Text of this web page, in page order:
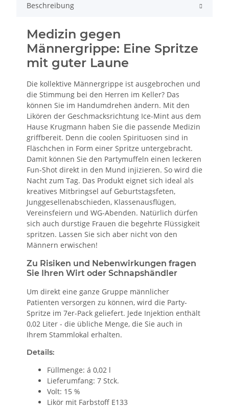
Beschreibung
Medizin gegen
Männergrippe: Eine Spritze
mit guter Laune
Die kollektive Männergrippe ist ausgebrochen und
die Stimmung bei den Herren im Keller? Das
können Sie im Handumdrehen ändern. Mit den
Likören der Geschmacksrichtung Ice-Mint aus dem
Hause Krugmann haben Sie die passende Medizin
griffbereit. Denn die coolen Spirituosen sind in
Fläschchen in Form einer Spritze untergebracht.
Damit können Sie den Partymuffeln einen leckeren
Fun-Shot direkt in den Mund injizieren. So wird die
Nacht zum Tag. Das Produkt eignet sich ideal als
kreatives Mitbringsel auf Geburtstagsfeten,
Junggesellenabschieden, Klassenausflügen,
Vereinsfeiern und WG-Abenden. Natürlich dürfen
sich auch durstige Frauen die begehrte Flüssigkeit
spritzen. Lassen Sie sich aber nicht von den
Männern erwischen!
Zu Risiken und Nebenwirkungen fragen
Sie Ihren Wirt oder Schnapshändler
Um direkt eine ganze Gruppe männlicher
Patienten versorgen zu können, wird die Party-
Spritze im 7er-Pack geliefert. Jede Injektion enthält
0,02 Liter - die übliche Menge, die Sie auch in
Ihrem Stammlokal erhalten.
Details:
Füllmenge: á 0,02 l
Lieferumfang: 7 Stck.
Volt: 15 %
Likör mit Farbstoff E133